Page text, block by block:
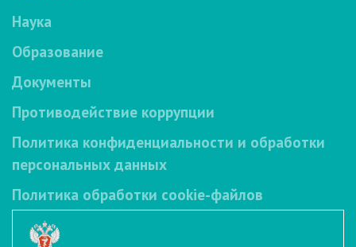
Наука
Образование
Документы
Противодействие коррупции
Политика конфиденциальности и обработки
персональных данных
Политика обработки cookie-файлов